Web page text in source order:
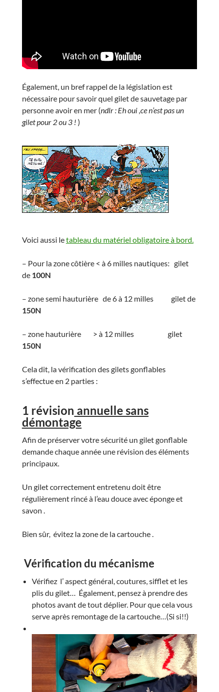
Également, un bref rappel de la législation est
nécessaire pour savoir quel gilet de sauvetage par
personne avoir en mer (ndlr : Eh oui ,ce n’est pas un
gilet pour 2 ou 3 ! )
Voici aussi letableau du matériel obligatoire à bord.
– Pour la zone côtière < à 6 milles nautiques: gilet
de 100N
– zone semi hauturière de 6 à 12 milles gilet de
150N
– zone hauturière > à 12 milles gilet
150N
Cela dit, la vérification des gilets gonflables
s’effectue en 2 parties :
1 révision annuelle sans
démontage
Afin de préserver votre sécurité un gilet gonflable
demande chaque année une révision des éléments
principaux.
Un gilet correctement entretenu doit être
régulièrement rincé à l’eau douce avec éponge et
savon .
Bien sûr, évitez la zone de la cartouche .
Vérification du mécanisme
Vérifiez l’ aspect général, coutures, sifflet et les
plis du gilet… Également, pensez à prendre des
photos avant de tout déplier. Pour que cela vous
serve après remontage de la cartouche…(Si si!!)